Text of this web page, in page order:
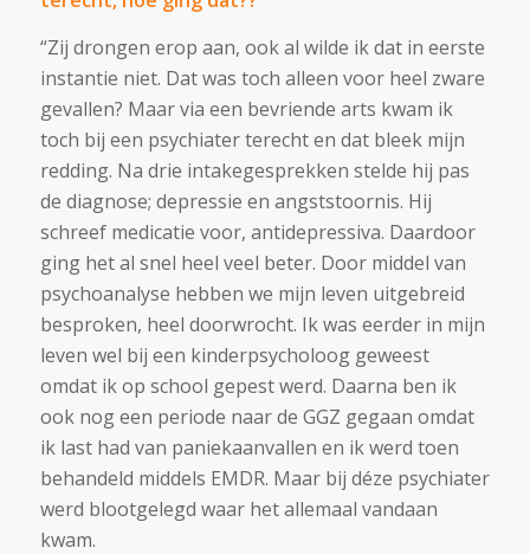
“Zij drongen erop aan, ook al wilde ik dat in eerste
instantie niet. Dat was toch alleen voor heel zware
gevallen? Maar via een bevriende arts kwam ik
toch bij een psychiater terecht en dat bleek mijn
redding. Na drie intakegesprekken stelde hij pas
de diagnose; depressie en angststoornis. Hij
schreef medicatie voor, antidepressiva. Daardoor
ging het al snel heel veel beter. Door middel van
psychoanalyse hebben we mijn leven uitgebreid
besproken, heel doorwrocht. Ik was eerder in mijn
leven wel bij een kinderpsycholoog geweest
omdat ik op school gepest werd. Daarna ben ik
ook nog een periode naar de GGZ gegaan omdat
ik last had van paniekaanvallen en ik werd toen
behandeld middels EMDR. Maar bij déze psychiater
werd blootgelegd waar het allemaal vandaan
kwam.